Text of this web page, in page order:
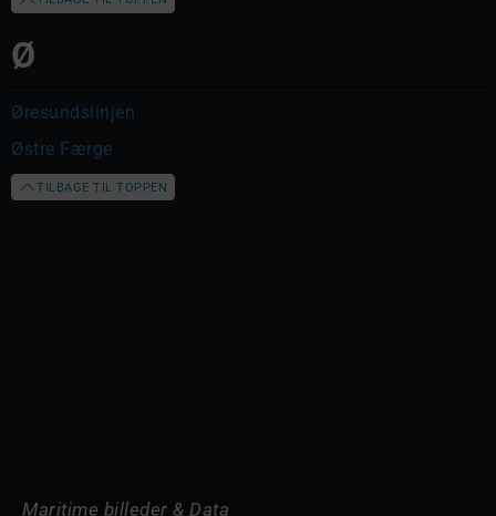
Ø
Øresundslinjen
Østre Færge
TILBAGE TIL TOPPEN
Maritime billeder & Data